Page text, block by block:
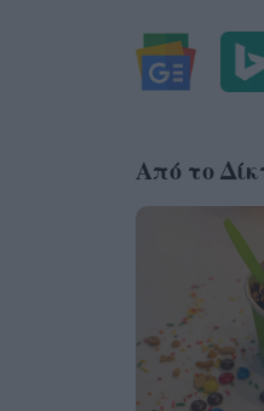
Από το